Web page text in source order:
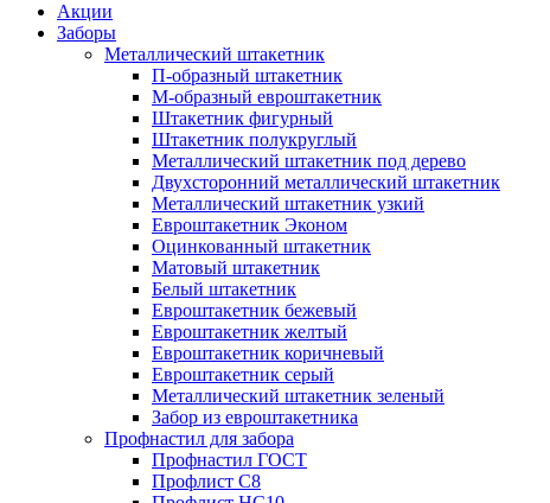
Акции
Заборы
Металлический штакетник
П-образный штакетник
М-образный евроштакетник
Штакетник фигурный
Штакетник полукруглый
Металлический штакетник под дерево
Двухсторонний металлический штакетник
Металлический штакетник узкий
Евроштакетник Эконом
Оцинкованный штакетник
Матовый штакетник
Белый штакетник
Евроштакетник бежевый
Евроштакетник желтый
Евроштакетник коричневый
Евроштакетник серый
Металлический штакетник зеленый
Забор из евроштакетника
Профнастил для забора
Профнастил ГОСТ
Профлист С8